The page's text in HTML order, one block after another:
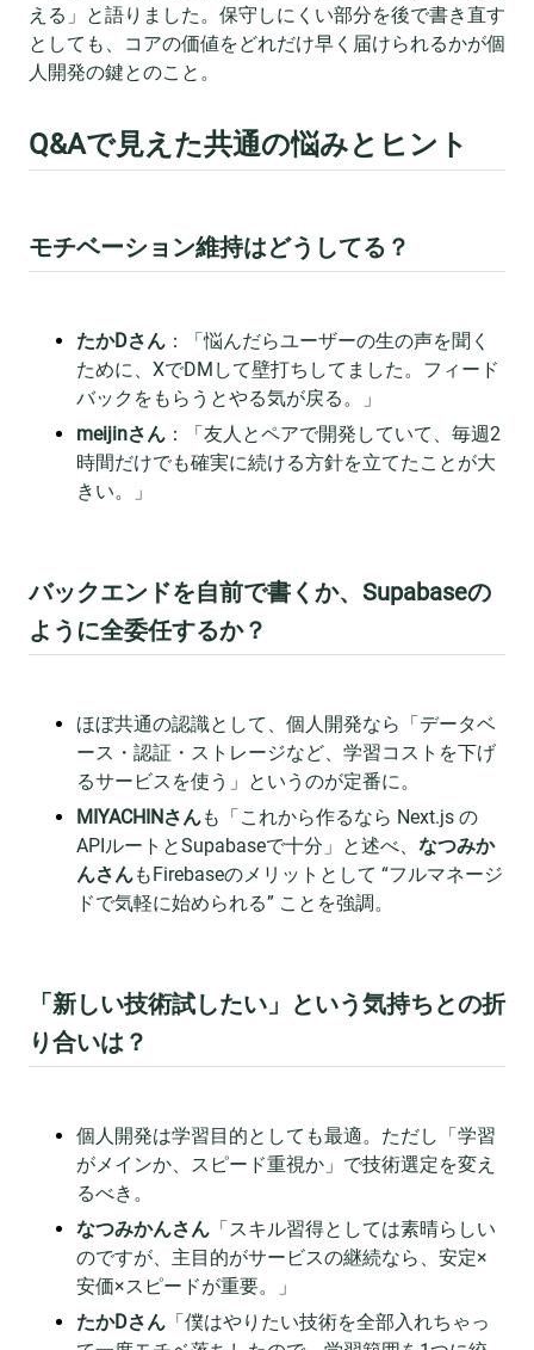
える」と語りました。保守しにくい部分を後で書き直す
としても、コアの価値をどれだけ早く届けられるかが個
人開発の鍵とのこと。
Q&Aで見えた共通の悩みとヒント
モチベーション維持はどうしてる？
たかDさん ：「悩んだらユーザーの生の声を聞く
ために、XでDMして壁打ちしてました。フィード
バックをもらうとやる気が戻る。」
meijinさん ：「友人とペアで開発していて、毎週2
時間だけでも確実に続ける方針を立てたことが大
きい。」
バックエンドを自前で書くか、Supabaseの
ように全委任するか？
ほぼ共通の認識として、個人開発なら「データベ
ース・認証・ストレージなど、学習コストを下げ
るサービスを使う」というのが定番に。
MIYACHINさんも「これから作るなら Next.js の
APIルートとSupabaseで十分」と述べ、 なつみか
んさんもFirebaseのメリットとして “フルマネージ
ドで気軽に始められる” ことを強調。
「新しい技術試したい」という気持ちとの折
り合いは？
個人開発は学習目的としても最適。ただし「学習
がメインか、スピード重視か」で技術選定を変え
るべき。
なつみかんさん 「スキル習得としては素晴らしい
のですが、主目的がサービスの継続なら、安定×
安価×スピードが重要。」
たかDさん 「僕はやりたい技術を全部入れちゃっ